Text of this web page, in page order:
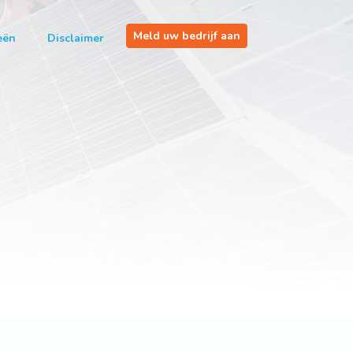
Disclaimer Meld uw bedrijf aan